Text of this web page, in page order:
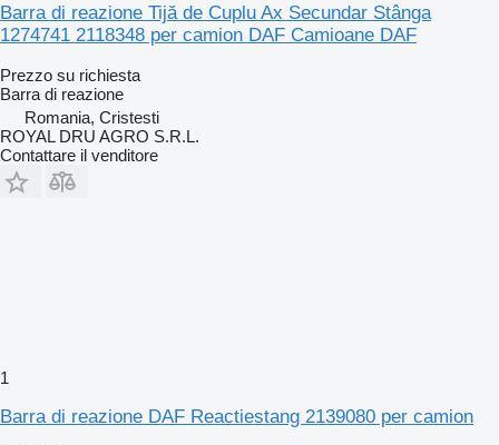
Barra di reazione Tijă de Cuplu Ax Secundar Stânga
1274741 2118348 per camion DAF Camioane DAF
Prezzo su richiesta
Barra di reazione
Romania, Cristesti
ROYAL DRU AGRO S.R.L.
Contattare il venditore
1
Barra di reazione DAF Reactiestang 2139080 per camion